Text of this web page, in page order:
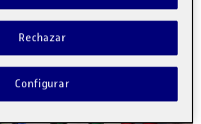
Rechazar
Configurar